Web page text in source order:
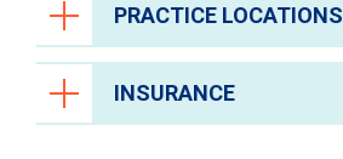
PRACTICE LOCATIONS
INSURANCE